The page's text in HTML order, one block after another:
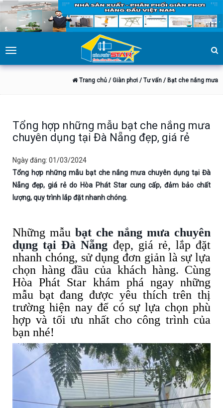
Toggle
navigation
Trang chủ / Giàn phơi / Tư vấn / Bạt che nắng mưa
Tổng hợp những mẫu bạt che nắng mưa
chuyên dụng tại Đà Nẵng đẹp, giá rẻ
Ngày đăng: 01/03/2024
Tổng hợp những mẫu bạt che nắng mưa chuyên dụng tại Đà
Nẵng đẹp, giá rẻ do Hòa Phát Star cung cấp, đảm bảo chất
lượng, quy trình lắp đặt nhanh chóng.
Những mẫu bạt che nắng mưa chuyên
dụng tại Đà Nẵng đẹp, giá rẻ, lắp đặt
nhanh chóng, sử dụng đơn giản là sự lựa
chọn hàng đầu của khách hàng. Cùng
Hòa Phát Star khám phá ngay những
mẫu bạt đang được yêu thích trên thị
trường hiện nay để có sự lựa chọn phù
hợp và tối ưu nhất cho công trình của
bạn nhé!